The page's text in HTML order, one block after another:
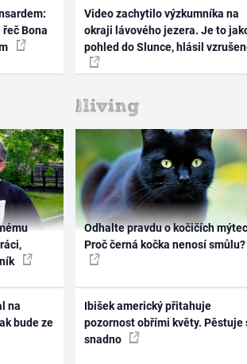
Bona
Video zachytilo výzkumníka na
okraji lávového jezera. Je to
pohled do Slunce, hlásil
na
bude ze
Odhalte pravdu o kočičích
Proč černá kočka nenosí smůlu?
Ibišek americký přitahuje
pozornost obřími květy. Pěstuje
snadno